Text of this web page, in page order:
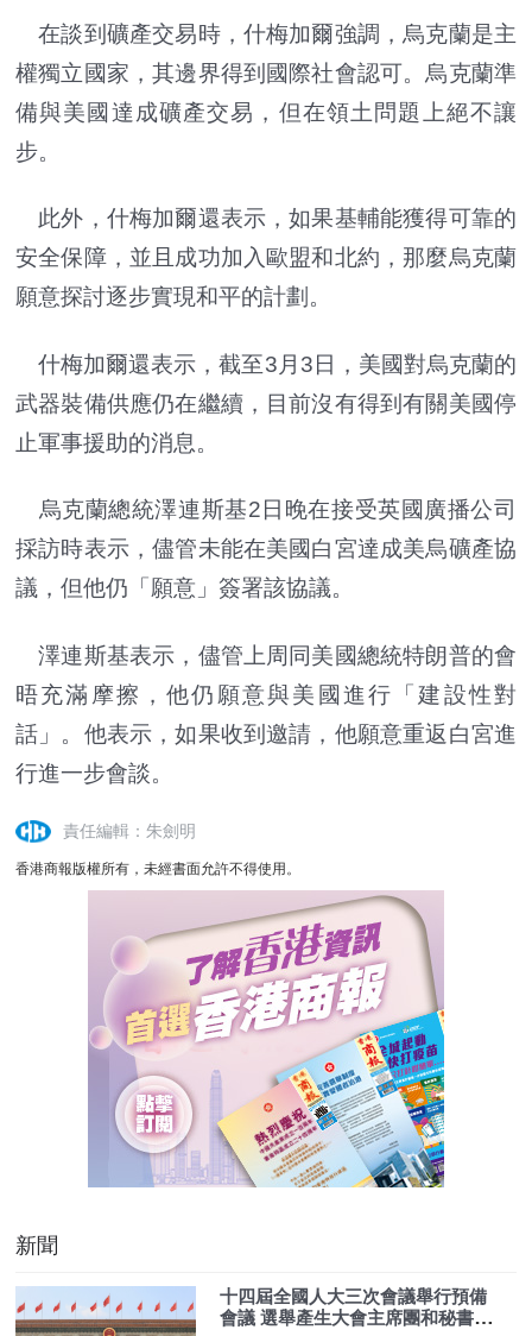
在談到礦產交易時，什梅加爾強調，烏克蘭是主
權獨立國家，其邊界得到國際社會認可。烏克蘭準
備與美國達成礦產交易，但在領土問題上絕不讓
步。
此外，什梅加爾還表示，如果基輔能獲得可靠的
安全保障，並且成功加入歐盟和北約，那麼烏克蘭
願意探討逐步實現和平的計劃。
什梅加爾還表示，截至3月3日，美國對烏克蘭的
武器裝備供應仍在繼續，目前沒有得到有關美國停
止軍事援助的消息。
烏克蘭總統澤連斯基2日晚在接受英國廣播公司
採訪時表示，儘管未能在美國白宮達成美烏礦產協
議，但他仍「願意」簽署該協議。
澤連斯基表示，儘管上周同美國總統特朗普的會
晤充滿摩擦，他仍願意與美國進行「建設性對
話」。他表示，如果收到邀請，他願意重返白宮進
行進一步會談。
責任編輯：朱劍明
香港商報版權所有，未經書面允許不得使用。
新聞
十四屆全國人大三次會議舉行預備
會議 選舉產生大會主席團和秘書長